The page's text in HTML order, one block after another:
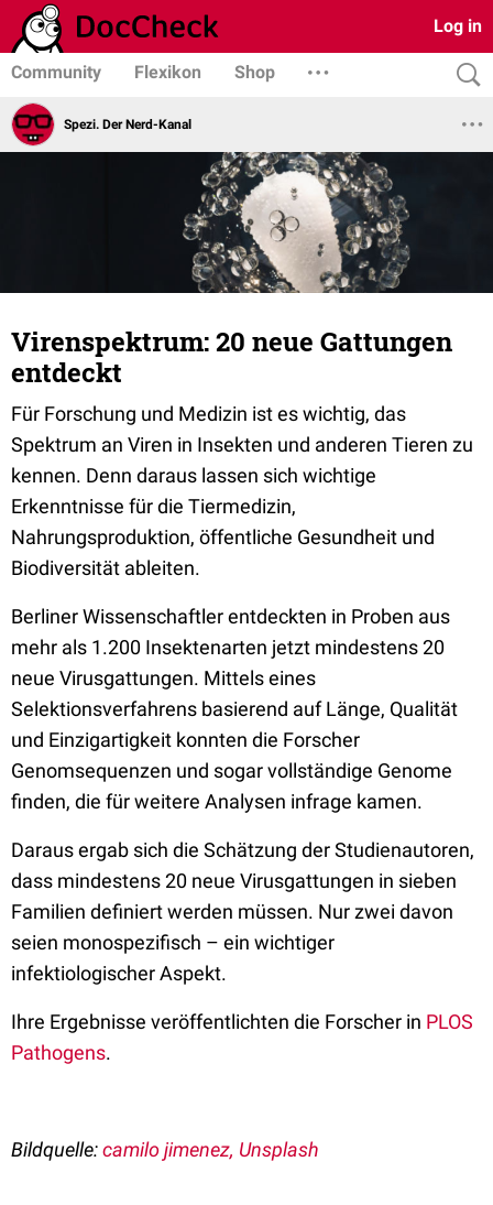
Log in
Community Flexikon Shop
Spezi. Der Nerd-Kanal
Virenspektrum: 20 neue Gattungen
entdeckt
Für Forschung und Medizin ist es wichtig, das
Spektrum an Viren in Insekten und anderen Tieren zu
kennen. Denn daraus lassen sich wichtige
Erkenntnisse für die Tiermedizin,
Nahrungsproduktion, öffentliche Gesundheit und
Biodiversität ableiten.
Berliner Wissenschaftler entdeckten in Proben aus
mehr als 1.200 Insektenarten jetzt mindestens 20
neue Virusgattungen. Mittels eines
Selektionsverfahrens basierend auf Länge, Qualität
und Einzigartigkeit konnten die Forscher
Genomsequenzen und sogar vollständige Genome
finden, die für weitere Analysen infrage kamen.
Daraus ergab sich die Schätzung der Studienautoren,
dass mindestens 20 neue Virusgattungen in sieben
Familien definiert werden müssen. Nur zwei davon
seien monospezifisch – ein wichtiger
infektiologischer Aspekt.
Ihre Ergebnisse veröffentlichten die Forscher in PLOS
Pathogens.
Bildquelle:camilo jimenez, Unsplash